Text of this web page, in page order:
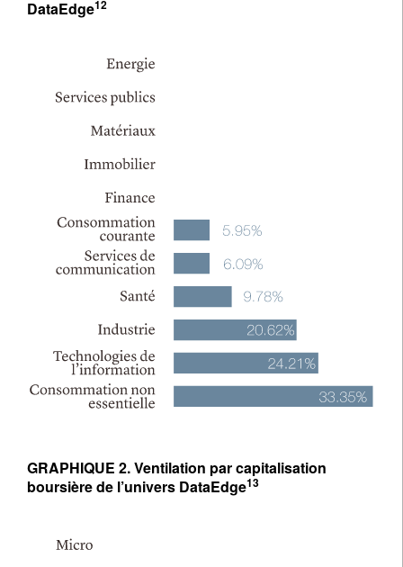
DataEdge12
GRAPHIQUE 2. Ventilation par capitalisation
boursière de l’univers DataEdge13